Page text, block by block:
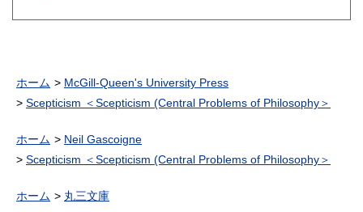
ホーム
McGill-Queen's University Press
Scepticism ＜Scepticism (Central Problems of Philosophy＞
ホーム
Neil Gascoigne
Scepticism ＜Scepticism (Central Problems of Philosophy＞
ホーム
丸三文庫